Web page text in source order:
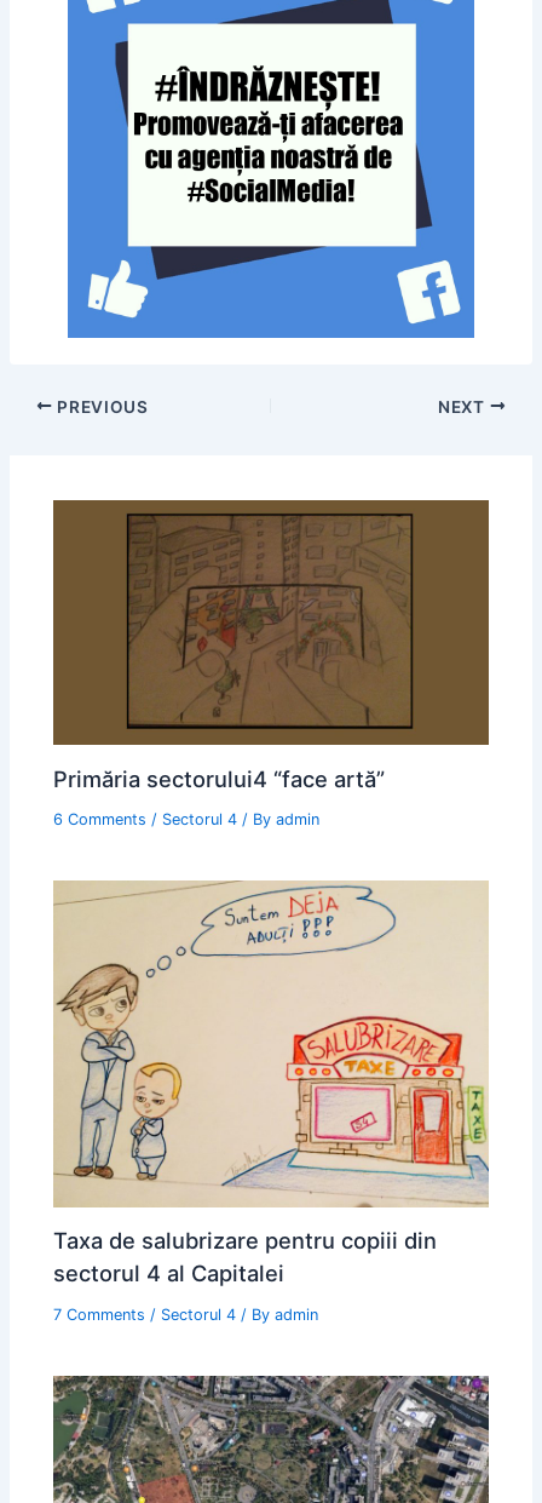
PREVIOUS NEXT
Primăria sectorului4 “face artă”
6 Comments / Sectorul 4 / Byadmin
Taxa de salubrizare pentru copiii din
sectorul 4 al Capitalei
7 Comments / Sectorul 4 / Byadmin